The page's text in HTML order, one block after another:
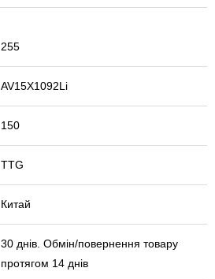
255
AV15X1092Li
150
TTG
Китай
30 днів. Обмін/повернення товару
протягом 14 днів